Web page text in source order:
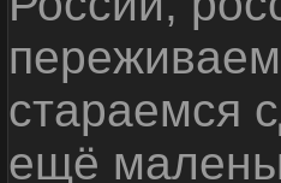
стараемся
ещё